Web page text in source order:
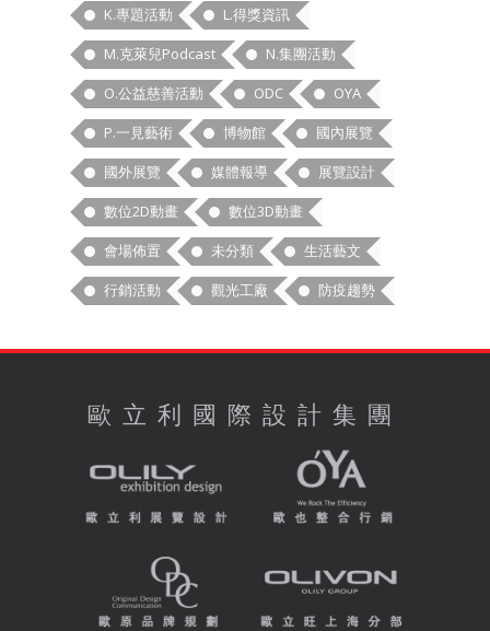
K.專題活動
L.得獎資訊
M.克萊兒Podcast
N.集團活動
O.公益慈善活動
ODC
OYA
P.一見藝術
博物館
國內展覽
國外展覽
媒體報導
展覽設計
數位2D動畫
數位3D動畫
會場佈置
未分類
生活藝文
行銷活動
觀光工廠 防疫趨勢
歐立利國際設計集團